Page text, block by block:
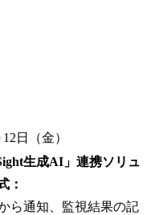
日（金）
生成AI」連携ソリュ
：
ら通知、監視結果の記